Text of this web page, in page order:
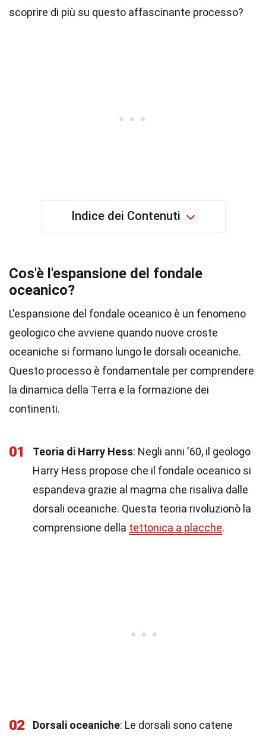
scoprire di più su questo affascinante processo?
Indice dei Contenuti
Cos'è l'espansione del fondale
oceanico?
L'espansione del fondale oceanico è un fenomeno
geologico che avviene quando nuove croste
oceaniche si formano lungo le dorsali oceaniche.
Questo processo è fondamentale per comprendere
la dinamica della Terra e la formazione dei
continenti.
01 Teoria di Harry Hess: Negli anni '60, il geologo
Harry Hess propose che il fondale oceanico si
espandeva grazie al magma che risaliva dalle
dorsali oceaniche. Questa teoria rivoluzionò la
comprensione della tettonica a placche.
02 Dorsali oceaniche: Le dorsali sono catene